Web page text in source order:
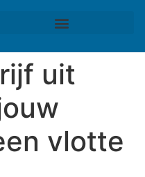
uit
vlotte